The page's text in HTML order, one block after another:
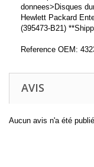
donnees>Disques
Hewlett Packard
(395473-B21)
Reference OEM:
AVIS
Aucun avis n'a été